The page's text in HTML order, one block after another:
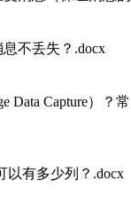
不丢失？.docx
Data Capture）？
以有多少列？.docx